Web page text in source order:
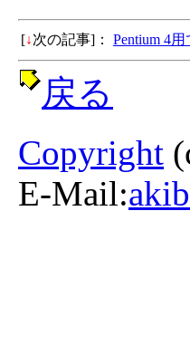
[↓次の記事]： Pentium 4
戻る
Copyright
E-Mail: